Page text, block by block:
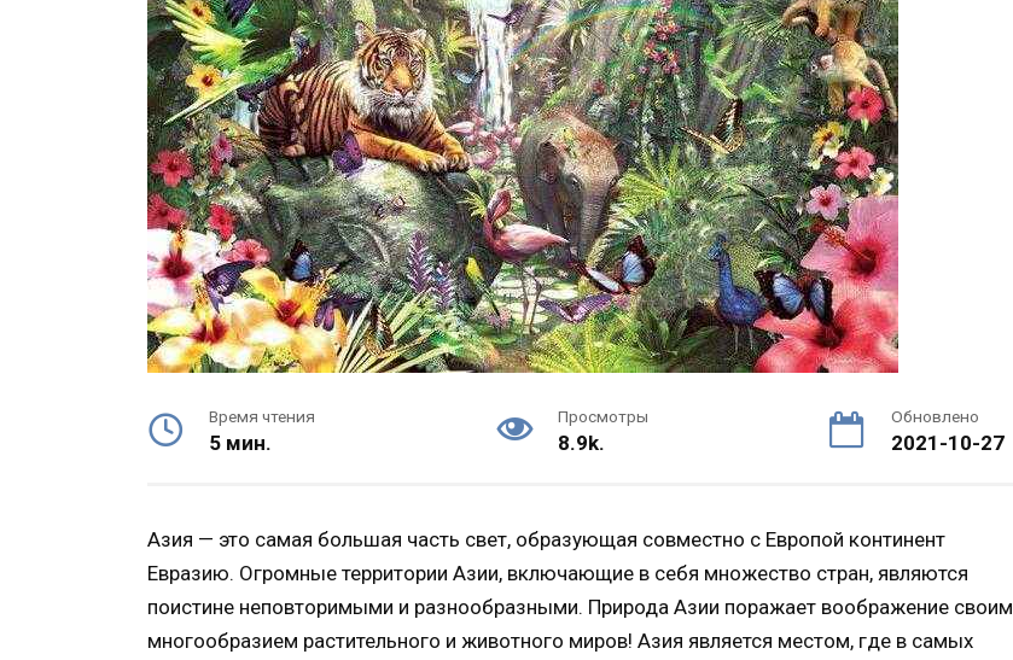
Время чтения
5 мин.
Просмотры
8.9k.
Обновлено
2021-10-27
Азия — это самая большая часть свет, образующая совместно с Европой континент
Евразию. Огромные территории Азии, включающие в себя множество стран, являются
поистине неповторимыми и разнообразными. Природа Азии поражает воображение своим
многообразием растительного и животного миров! Азия является местом, где в самых